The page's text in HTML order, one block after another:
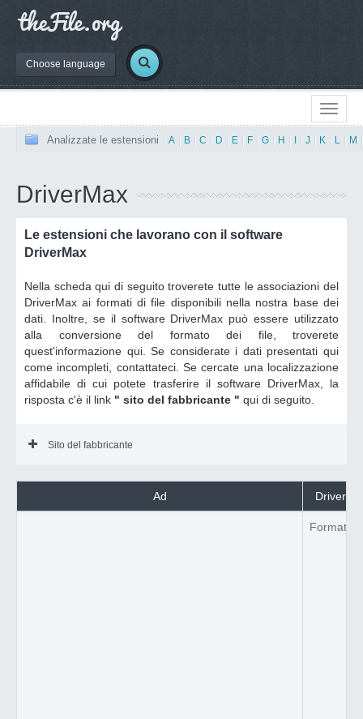
Choose language
Analizzate le estensioni A B C D E F G H J K L M
DriverMax
Le estensioni che lavorano con il software
DriverMax
Nella scheda qui di seguito troverete tutte le associazioni del
DriverMax ai formati di file disponibili nella nostra base dei
dati. Inoltre, se il software DriverMax può essere utilizzato
alla conversione del formato dei file, troverete
quest'informazione qui. Se considerate i dati presentati qui
come incompleti, contattateci. Se cercate una localizzazione
affidabile di cui potete trasferire il software DriverMax, la
risposta c'è il link " sito del fabbricante " qui di seguito.
Sito del fabbricante
Ad
Formato